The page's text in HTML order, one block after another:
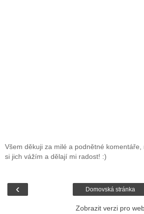
Všem děkuji za milé a podnětné komentáře,
si jich vážím a dělají mi radost! :)
‹ Domovská stránka
Zobrazit verzi pro